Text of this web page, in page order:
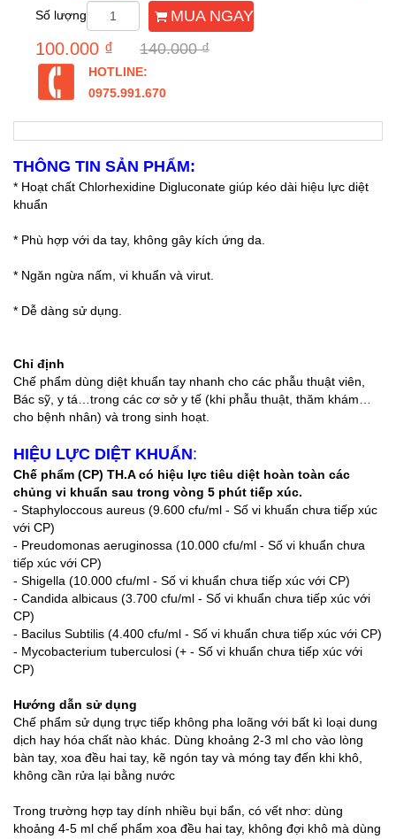
Số lượng MUA NGAY
100.000 ₫ 140.000 ₫
HOTLINE:
0975.991.670
THÔNG TIN SẢN PHẨM:
* Hoạt chất Chlorhexidine Digluconate giúp kéo dài hiệu lực diệt
khuẩn
* Phù hợp với da tay, không gây kích ứng da.
* Ngăn ngừa nấm, vi khuẩn và virut.
* Dễ dàng sử dụng.
Chỉ định
Chế phẩm dùng diệt khuẩn tay nhanh cho các phẫu thuật viên,
Bác sỹ, y tá…trong các cơ sở y tế (khi phẫu thuật, thăm khám…
cho bệnh nhân) và trong sinh hoạt.
HIỆU LỰC DIỆT KHUẨN:
Chế phẩm (CP) TH.A có hiệu lực tiêu diệt hoàn toàn các
chủng vi khuẩn sau trong vòng 5 phút tiếp xúc.
- Staphyloccous aureus (9.600 cfu/ml - Số vi khuẩn chưa tiếp xúc
với CP)
- Preudomonas aeruginossa (10.000 cfu/ml - Số vi khuẩn chưa
tiếp xúc với CP)
- Shigella (10.000 cfu/ml - Số vi khuẩn chưa tiếp xúc với CP)
- Candida albicaus (3.700 cfu/ml - Số vi khuẩn chưa tiếp xúc với
CP)
- Bacilus Subtilis (4.400 cfu/ml - Số vi khuẩn chưa tiếp xúc với CP)
- Mycobacterium tuberculosi (+ - Số vi khuẩn chưa tiếp xúc với
CP)
Hướng dẫn sử dụng
Chế phẩm sử dụng trực tiếp không pha loãng với bất kì loại dung
dịch hay hóa chất nào khác. Dùng khoảng 2-3 ml cho vào lòng
bàn tay, xoa đều hai tay, kẽ ngón tay và móng tay đến khi khô,
không cần rửa lại bằng nước
Trong trường hợp tay dính nhiều bụi bẩn, có vết nhơ: dùng
khoảng 4-5 ml chế phẩm xoa đều hai tay, không đợi khô mà dùng